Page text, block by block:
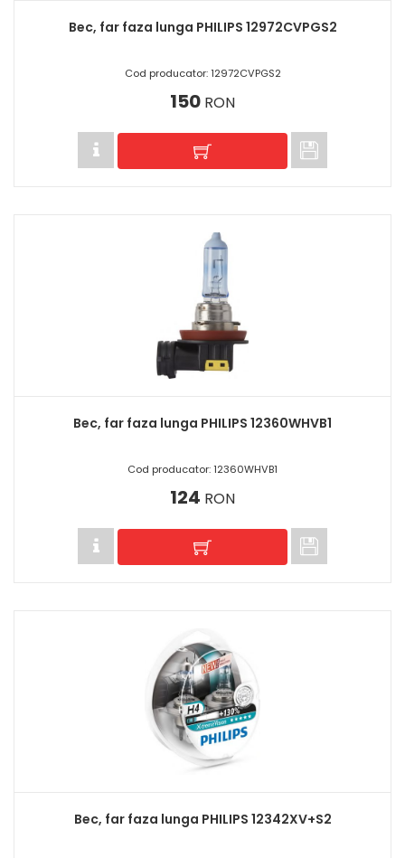
Bec, far faza lunga PHILIPS 12972CVPGS2
Cod producator: 12972CVPGS2
150 RON
Bec, far faza lunga PHILIPS 12360WHVB1
Cod producator: 12360WHVB1
124 RON
Bec, far faza lunga PHILIPS 12342XV+S2